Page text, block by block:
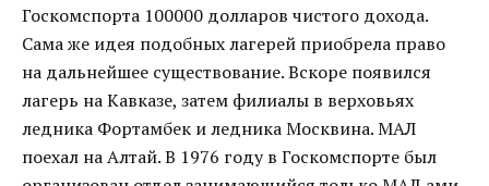
Госкомспорта 100000 долларов чистого дохода.
Сама же идея подобных лагерей приобрела право
на дальнейшее существование. Вскоре появился
лагерь на Кавказе, затем филиалы в верховьях
ледника Фортамбек и ледника Москвина. МАЛ
поехал на Алтай. В 1976 году в Госкомспорте был